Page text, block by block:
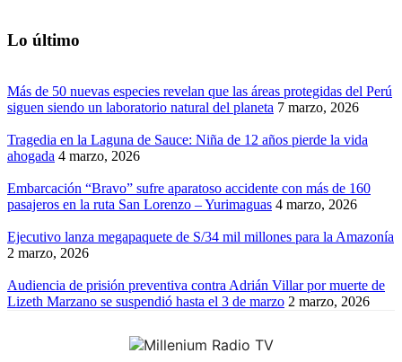
Lo último
Más de 50 nuevas especies revelan que las áreas protegidas del Perú
siguen siendo un laboratorio natural del planeta 7 marzo, 2026
Tragedia en la Laguna de Sauce: Niña de 12 años pierde la vida
ahogada 4 marzo, 2026
Embarcación “Bravo” sufre aparatoso accidente con más de 160
pasajeros en la ruta San Lorenzo – Yurimaguas 4 marzo, 2026
Ejecutivo lanza megapaquete de S/34 mil millones para la Amazonía
2 marzo, 2026
Audiencia de prisión preventiva contra Adrián Villar por muerte de
Lizeth Marzano se suspendió hasta el 3 de marzo 2 marzo, 2026